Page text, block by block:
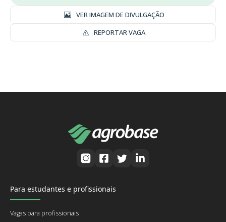
VER IMAGEM DE DIVULGAÇÃO
REPORTAR VAGA
Para estudantes e profissionais
Vagas para profissionais